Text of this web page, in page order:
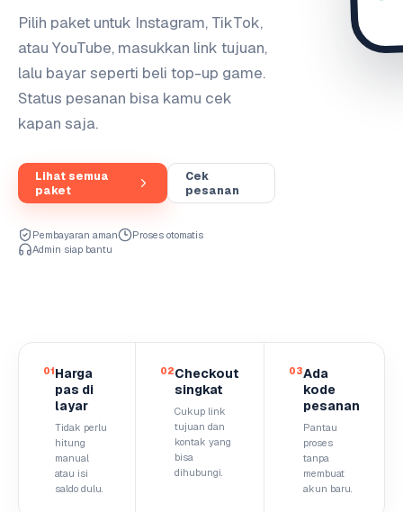
Pilih paket untuk Instagram, TikTok,
atau YouTube, masukkan link tujuan,
lalu bayar seperti beli top-up game.
Status pesanan bisa kamu cek
kapan saja.
Lihat semua
paket
Cek
pesanan
Pembayaran aman
Proses otomatis
Admin siap bantu
01Harga
pas di
layar
Tidak perlu
hitung
manual
atau isi
saldo dulu.
02Checkout
singkat
Cukup link
tujuan dan
kontak yang
bisa
dihubungi.
03Ada
kode
pesanan
Pantau
proses
tanpa
membuat
akun baru.